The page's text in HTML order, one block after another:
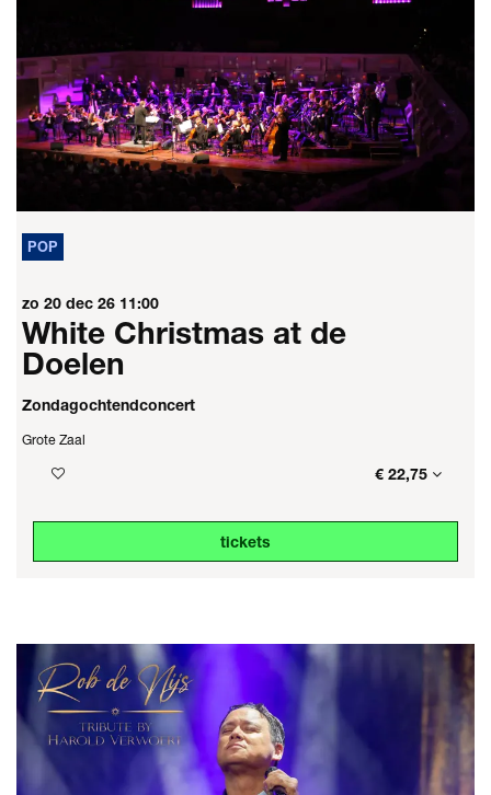
POP
White Christmas at de
Doelen
Zondagochtendconcert
zo 20 dec 26 11:00
Grote Zaal
€ 22,75
tickets